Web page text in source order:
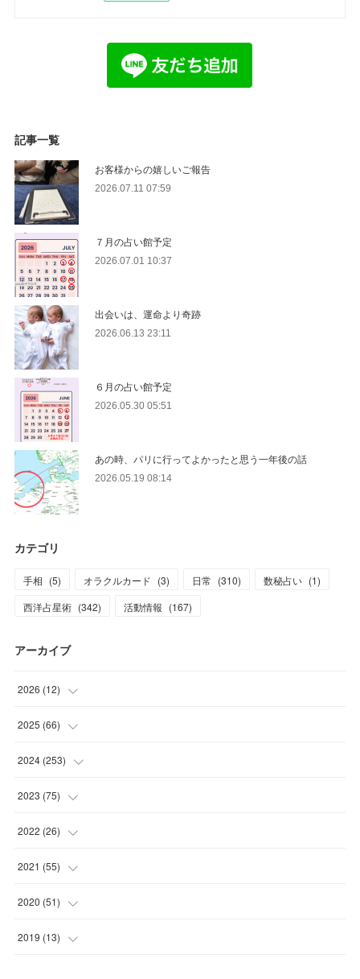
記事一覧
お客様からの嬉しいご報告
2026.07.11 07:59
７月の占い館予定
2026.07.01 10:37
出会いは、運命より奇跡
2026.06.13 23:11
６月の占い館予定
2026.05.30 05:51
あの時、パリに行ってよかったと思う一年後の話
2026.05.19 08:14
カテゴリ
手相 (5) オラクルカード (3) 日常 (310) 数秘占い (1)
西洋占星術 (342) 活動情報 (167)
アーカイブ
2026 (12)
(2
(1)
(3
(1
2025 (66)
(3)
(3
(2
(4
2024 (253)
(14 )
(21 )
(22
(26
2023 (75)
(23 )
(30 )
(6
(5
2022 (26)
(1
(1
(1
2021 (55)
(4
(4
2020 (51)
(5
2019 (13)